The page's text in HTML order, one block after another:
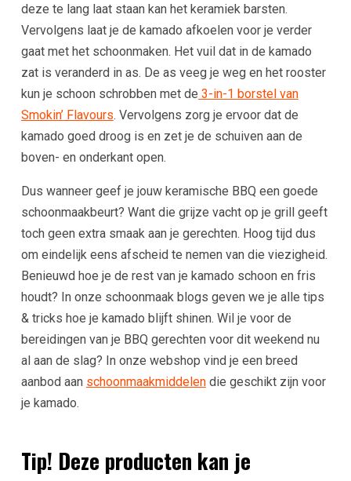
deze te lang laat staan kan het keramiek barsten.
Vervolgens laat je de kamado afkoelen voor je verder
gaat met het schoonmaken. Het vuil dat in de kamado
zat is veranderd in as. De as veeg je weg en het rooster
kun je schoon schrobben met de 3-in-1 borstel van
Smokin’ Flavours. Vervolgens zorg je ervoor dat de
kamado goed droog is en zet je de schuiven aan de
boven- en onderkant open.
Dus wanneer geef je jouw keramische BBQ een goede
schoonmaakbeurt? Want die grijze vacht op je grill geeft
toch geen extra smaak aan je gerechten. Hoog tijd dus
om eindelijk eens afscheid te nemen van die viezigheid.
Benieuwd hoe je de rest van je kamado schoon en fris
houdt? In onze schoonmaak blogs geven we je alle tips
& tricks hoe je kamado blijft shinen. Wil je voor de
bereidingen van je BBQ gerechten voor dit weekend nu
al aan de slag? In onze webshop vind je een breed
aanbod aan schoonmaakmiddelendie geschikt zijn voor
je kamado.
Tip! Deze producten kan je